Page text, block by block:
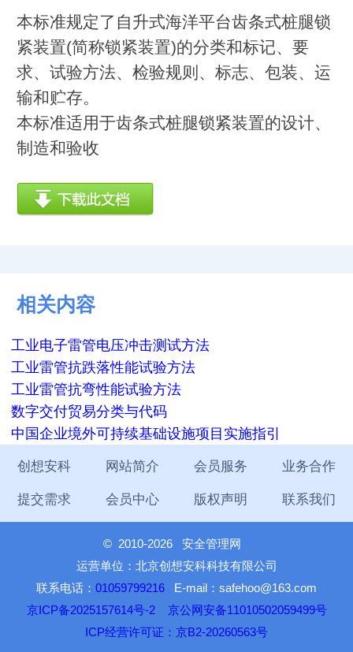
本标准规定了自升式海洋平台齿条式桩腿锁
紧装置(简称锁紧装置)的分类和标记、要
求、试验方法、检验规则、标志、包装、运
输和贮存。
本标准适用于齿条式桩腿锁紧装置的设计、
制造和验收
相关内容
工业电子雷管电压冲击测试方法
工业雷管抗跌落性能试验方法
工业雷管抗弯性能试验方法
数字交付贸易分类与代码
中国企业境外可持续基础设施项目实施指引
创想安科 网站简介 会员服务 业务合作
提交需求 会员中心 版权声明 联系我们
© 2010-2026 安全管理网
运营单位：北京创想安科科技有限公司
联系电话： 01059799216 E-mail：safehoo@163.com
京ICP备2025157614号-2
京公网安备11010502059499号
ICP经营许可证：京B2-20260563号